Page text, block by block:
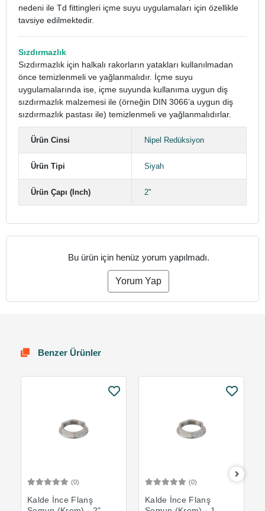
nedeni ile Td fittingleri içme suyu uygulamaları için özellikle
tavsiye edilmektedir.
Sızdırmazlık
Sızdırmazlık için halkalı rakorların yatakları kullanılmadan
önce temizlenmeli ve yağlanmalıdır. İçme suyu
uygulamalarında ise, içme suyunda kullanıma uygun diş
sızdırmazlık malzemesi ile (örneğin DIN 3066’a uygun diş
sızdırmazlık pastası ile) temizlenmeli ve yağlanmalıdırlar.
Ürün Cinsi Nipel Redüksiyon
Ürün Tipi Siyah
Ürün Çapı (Inch) 2"
Bu ürün için henüz yorum yapılmadı.
Yorum Yap
Benzer Ürünler
(0)
Kalde İnce Flanş
(0)
Kalde İnce Flanş